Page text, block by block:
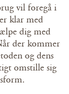
vil foregå i
klar med
dig med
der kommer
og dens
omstille sig